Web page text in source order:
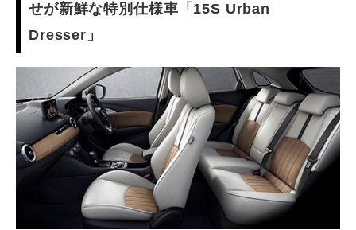
せが新鮮な特別仕様車「15S Urban
Dresser」